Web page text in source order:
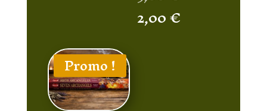
2,00 €.
est :
1,50 €.
prix
2,00€Le
Promo !